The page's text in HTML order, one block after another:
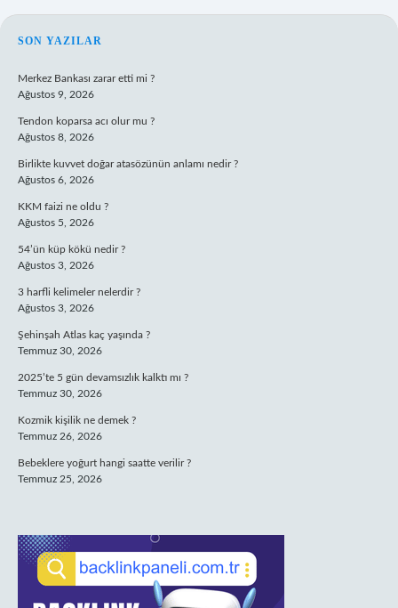
SIDEBAR
SON YAZILAR
Merkez Bankası zarar etti mi ?
Ağustos 9, 2026
Tendon koparsa acı olur mu ?
Ağustos 8, 2026
Birlikte kuvvet doğar atasözünün anlamı nedir ?
Ağustos 6, 2026
KKM faizi ne oldu ?
Ağustos 5, 2026
54’ün küp kökü nedir ?
Ağustos 3, 2026
3 harfli kelimeler nelerdir ?
Ağustos 3, 2026
Şehinşah Atlas kaç yaşında ?
Temmuz 30, 2026
2025’te 5 gün devamsızlık kalktı mı ?
Temmuz 30, 2026
Kozmik kişilik ne demek ?
Temmuz 26, 2026
Bebeklere yoğurt hangi saatte verilir ?
Temmuz 25, 2026